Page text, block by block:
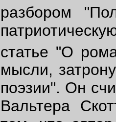
разбором
статье "О
мысли,
поэзии". Он
Вальтера